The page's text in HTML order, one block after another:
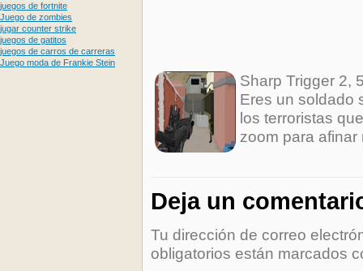
juegos de fortnite
Juego de zombies
jugar counter strike
juegos de gatitos
juegos de carros de carreras
Juego moda de Frankie Stein
Sharp Trigger 2,
Eres un soldado
los terroristas
zoom para
Deja un
Tu dirección de correo
obligatorios están marcados